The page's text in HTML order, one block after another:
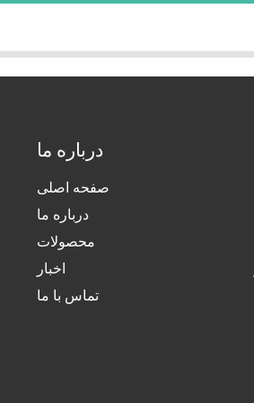
درباره ما
صفحه اصلی
درباره ما
محصولات
اخبار
تماس با ما